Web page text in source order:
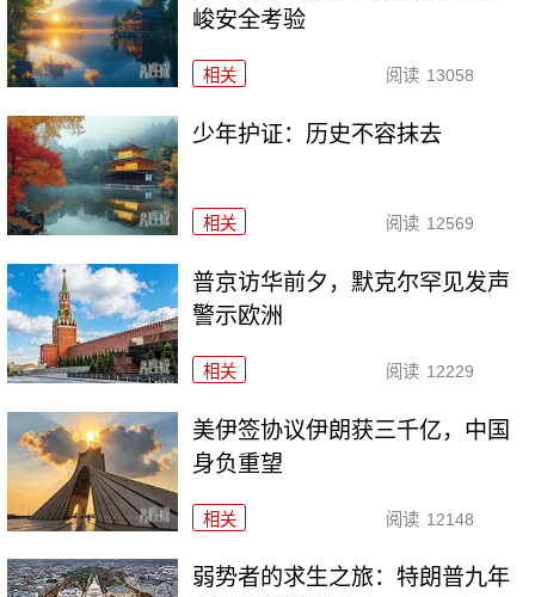
峻安全考验
相关 阅读 13058
少年护证：历史不容抹去
相关 阅读 12569
普京访华前夕，默克尔罕见发声
警示欧洲
相关 阅读 12229
美伊签协议伊朗获三千亿，中国
身负重望
相关 阅读 12148
弱势者的求生之旅：特朗普九年